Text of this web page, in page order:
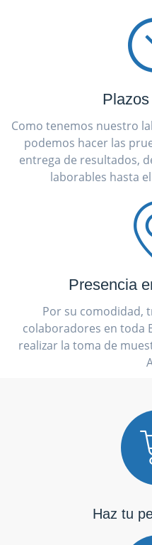
Como tenemos nuestro
podemos hacer las
entrega de resultados,
laborables hasta
Presencia
Por su comodidad,
colaboradores en toda
realizar la toma de
Haz tu